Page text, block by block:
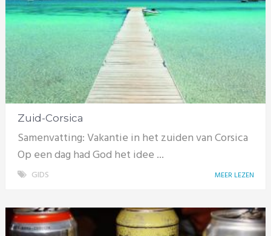
Zuid-Corsica
Samenvatting: Vakantie in het zuiden van Corsica
Op een dag had God het idee ...
GIDS MEER LEZEN